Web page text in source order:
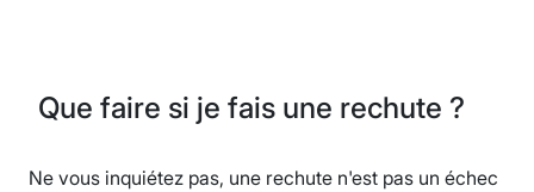
Que faire si je fais une rechute ?
Ne vous inquiétez pas, une rechute n'est pas un échec